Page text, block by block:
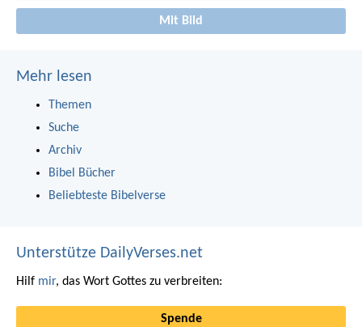
Mit Bild
Mehr lesen
Themen
Suche
Archiv
Bibel Bücher
Beliebteste Bibelverse
Unterstütze DailyVerses.net
Hilf mir, das Wort Gottes zu verbreiten:
Spende